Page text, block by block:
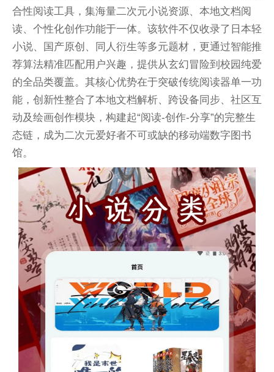
合性阅读工具，集海量二次元小说资源、本地文档阅
读、个性化创作功能于一体。该软件不仅收录了日本轻
小说、国产原创、同人衍生等多元题材，更通过智能推
荐算法精准匹配用户兴趣，提供从玄幻冒险到校园纯爱
的全品类覆盖。其核心优势在于突破传统阅读器单一功
能，创新性整合了本地文档解析、跨设备同步、社区互
动及绘画创作模块，构建起“阅读-创作-分享”的完整生
态链，成为二次元爱好者不可或缺的移动端数字图书
馆。